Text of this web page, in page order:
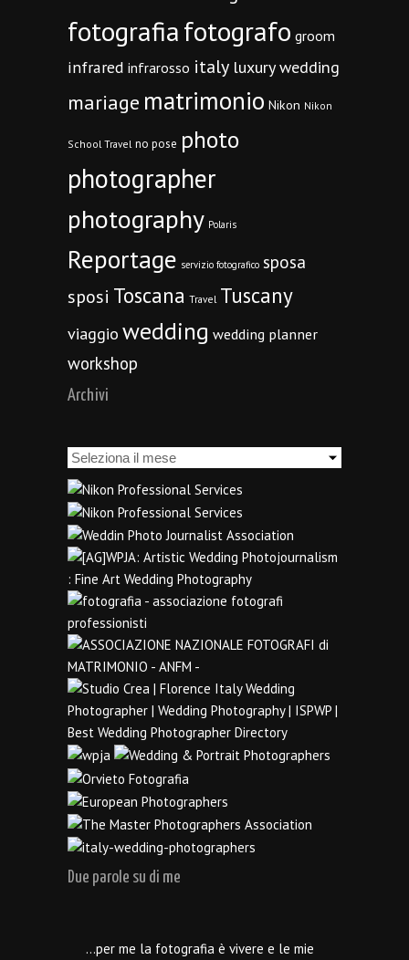
fotografiafotografo groom
infrared infrarosso italy luxury wedding
mariage matrimonio Nikon Nikon
School Travel no pose photo
photographer
photography Polaris
Reportage servizio fotografico sposa
sposi Toscana Travel Tuscany
viaggio wedding wedding planner
workshop
Archivi
Archivi
Due parole su di me
…per me la fotografia è vivere e le mie